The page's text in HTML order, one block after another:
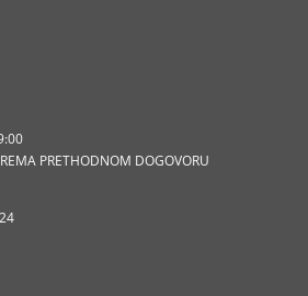
PRETHODNOM DOGOVORU